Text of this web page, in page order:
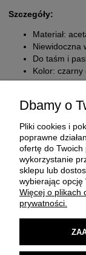
Szczegóły:
Materiał:
Niewidoczna
Do taśm i
Kolor: czarny
Dbamy o
Pliki cookies i
poprawne
ofertę do
wykorzystanie
sklepu lub
wybierając opcję
Więcej o plikach
prywatności.